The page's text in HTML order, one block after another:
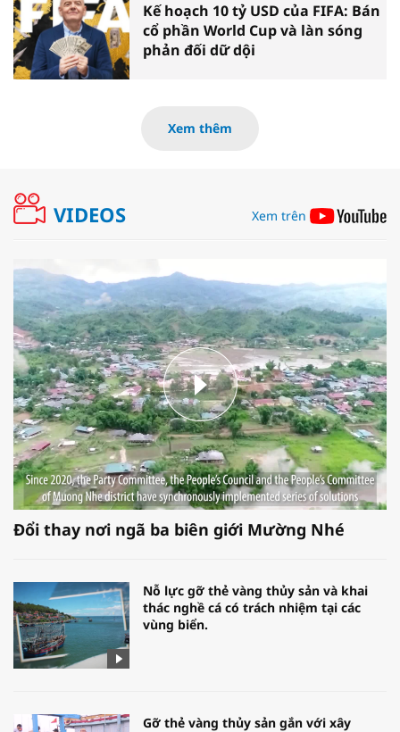
Kế hoạch 10 tỷ USD của FIFA: Bán
cổ phần World Cup và làn sóng
phản đối dữ dội
Xem thêm
VIDEOS Xem trên
Đổi thay nơi ngã ba biên giới Mường Nhé
Nỗ lực gỡ thẻ vàng thủy sản và khai
thác nghề cá có trách nhiệm tại các
vùng biển.
Gỡ thẻ vàng thủy sản gắn với xây